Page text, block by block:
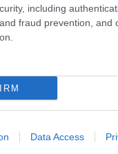
including
fraud prevention, and
Data Access